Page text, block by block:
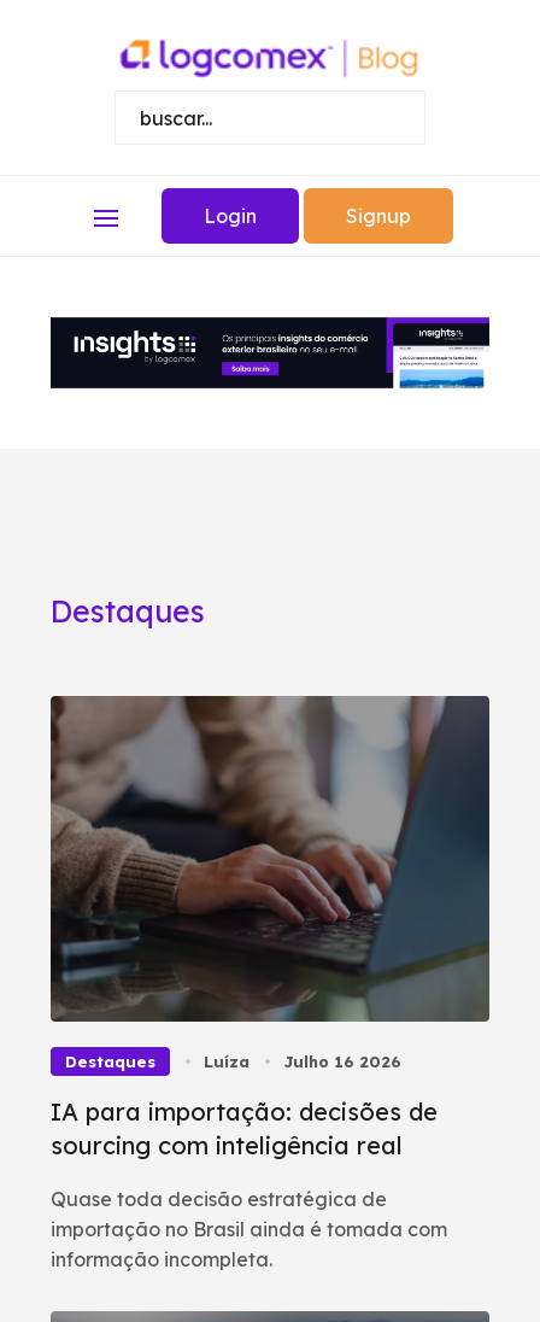
Login Signup
Destaques
Destaques Luíza Julho 16 2026
IA para importação: decisões de
sourcing com inteligência real
Quase toda decisão estratégica de
importação no Brasil ainda é tomada com
informação incompleta.